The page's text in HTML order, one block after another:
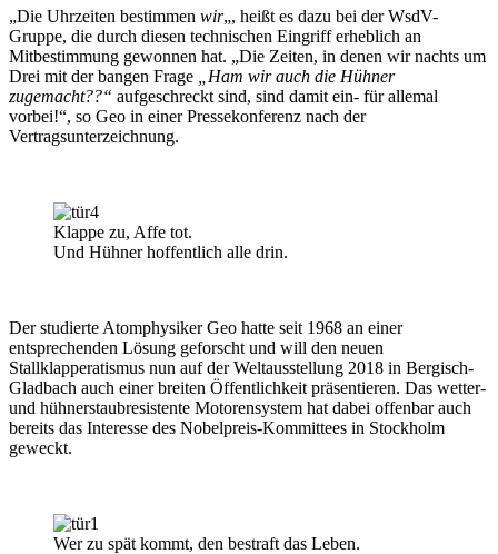
„Die Uhrzeiten bestimmen wir„, heißt es dazu bei der WsdV-
Gruppe, die durch diesen technischen Eingriff erheblich an
Mitbestimmung gewonnen hat. „Die Zeiten, in denen wir nachts um
Drei mit der bangen Frage „Ham wir auch die Hühner
zugemacht??“ aufgeschreckt sind, sind damit ein- für allemal
vorbei!“, so Geo in einer Pressekonferenz nach der
Vertragsunterzeichnung.
Klappe zu, Affe tot.
Und Hühner hoffentlich alle drin.
Der studierte Atomphysiker Geo hatte seit 1968 an einer
entsprechenden Lösung geforscht und will den neuen
Stallklapperatismus nun auf der Weltausstellung 2018 in Bergisch-
Gladbach auch einer breiten Öffentlichkeit präsentieren. Das wetter-
und hühnerstaubresistente Motorensystem hat dabei offenbar auch
bereits das Interesse des Nobelpreis-Kommittees in Stockholm
geweckt.
Wer zu spät kommt, den bestraft das Leben.